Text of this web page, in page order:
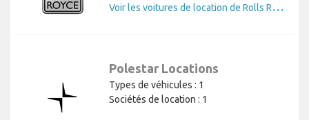
V
oir les voitures de location de Rolls Royce
Polestar Locations
Types de véhicules : 1
Sociétés de location : 1